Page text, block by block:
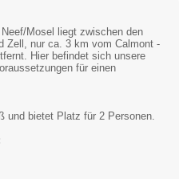
Mosel liegt zwischen den
Zell, nur ca. 3 km vom Calmont -
Hier befindet sich unsere
für einen
und bietet Platz für 2 Personen.